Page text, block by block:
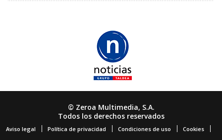
© Zeroa Multimedia, S.A.
Todos los derechos reservados
Aviso legal Política de privacidad Condiciones de uso Cookies